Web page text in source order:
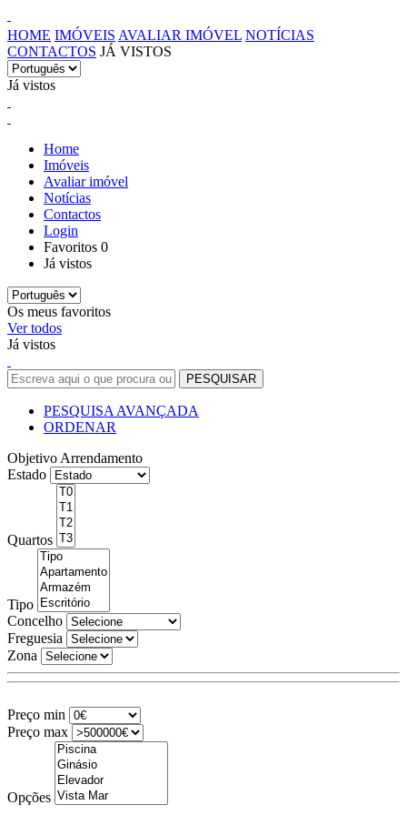
HOME IMÓVEIS AVALIAR IMÓVEL NOTÍCIAS
CONTACTOS JÁ VISTOS
Já vistos
Home
Imóveis
Avaliar imóvel
Notícias
Contactos
Login
Favoritos 0
Já vistos
Os meus favoritos
Ver todos
Já vistos
PESQUISA AVANÇADA
ORDENAR
Objetivo Arrendamento
Estado
Quartos
Tipo
Concelho
Freguesia
Zona
Preço min
Preço max
Opções